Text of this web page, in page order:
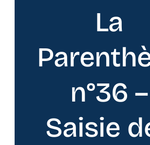
La
n°36 –
Saisie